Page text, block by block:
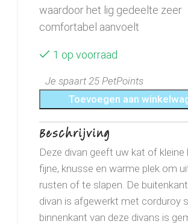
waardoor het lig gedeelte zeer
comfortabel aanvoelt
1 op voorraad
Je spaart 25 PetPoints
Toevoegen aan
Beschrijving
Deze divan geeft uw kat of kleine
fijne, knusse en warme plek om
rusten of te slapen. De
divan is afgewerkt met corduroy
binnenkant van deze divans is